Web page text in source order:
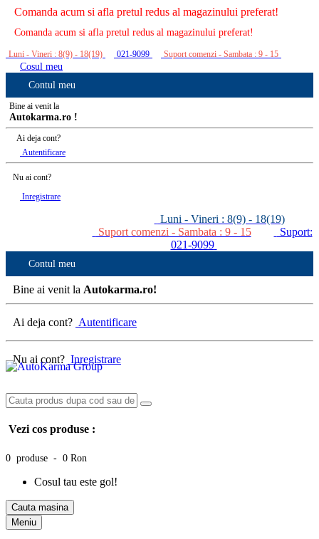
Comanda acum si afla pretul redus al magazinului preferat!
Comanda acum si afla pretul redus al magazinului preferat!
Luni - Vineri : 8(9) - 18(19) 021-9099 Suport comenzi - Sambata : 9 - 15
Cosul meu
Contul meu
Bine ai venit la
Autokarma.ro !
Ai deja cont?
Autentificare
Nu ai cont?
Inregistrare
Luni - Vineri : 8(9) - 18(19)
Suport comenzi - Sambata : 9 - 15
Suport:
021-9099
Contul meu
Bine ai venit la Autokarma.ro!
Ai deja cont? Autentificare
Nu ai cont? Inregistrare
Vezi cos produse :
0 produse - 0 Ron
Cosul tau este gol!
Cauta masina
Meniu